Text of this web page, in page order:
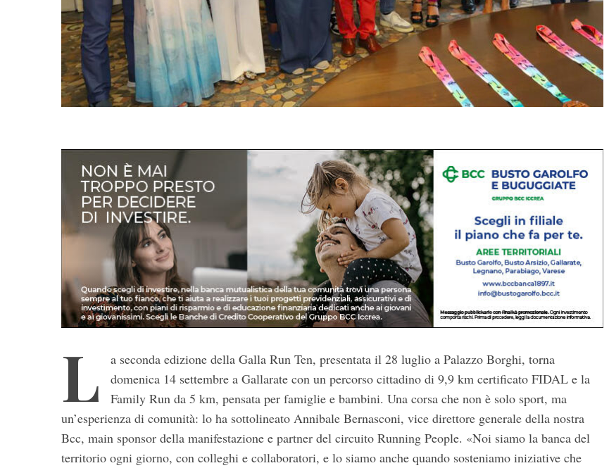
L
a seconda edizione della Galla Run Ten, presentata il 28 luglio a Palazzo Borghi, torna
domenica 14 settembre a Gallarate con un percorso cittadino di 9,9 km certificato FIDAL e la
Family Run da 5 km, pensata per famiglie e bambini. Una corsa che non è solo sport, ma
un’esperienza di comunità: lo ha sottolineato Annibale Bernasconi, vice direttore generale della nostra
Bcc, main sponsor della manifestazione e partner del circuito Running People. «Noi siamo la banca del
territorio ogni giorno, con colleghi e collaboratori, e lo siamo anche quando sosteniamo iniziative che